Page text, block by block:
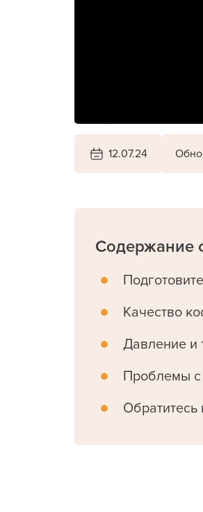
12.07.24
Содержание
Качество
Давление и
Проблемы
Обратитесь